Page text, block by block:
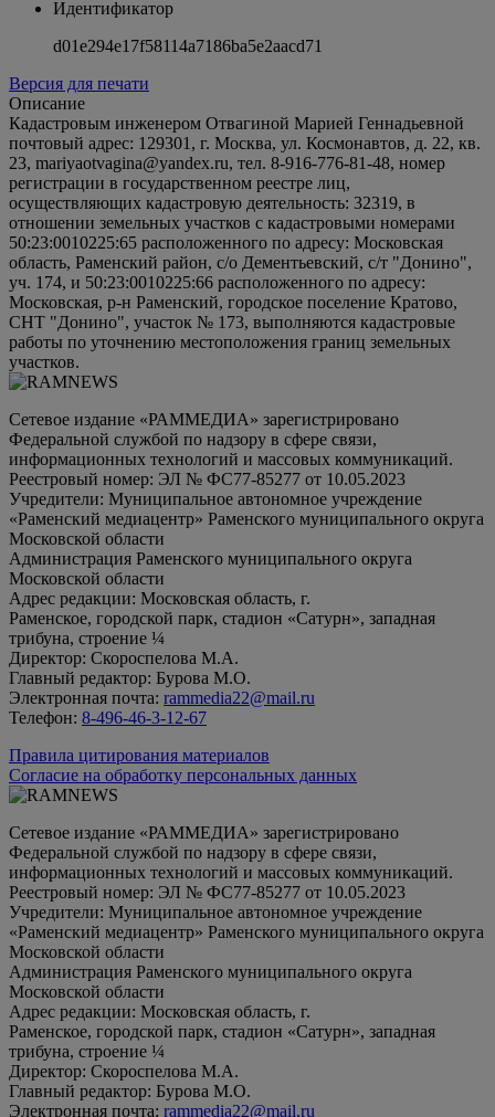
Идентификатор
d01e294e17f58114a7186ba5e2aacd71
Версия для печати
Описание
Кадастровым инженером Отвагиной Марией Геннадьевной
почтовый адрес: 129301, г. Москва, ул. Космонавтов, д. 22, кв.
23, mariyaotvagina@yandex.ru, тел. 8-916-776-81-48, номер
регистрации в государственном реестре лиц,
осуществляющих кадастровую деятельность: 32319, в
отношении земельных участков с кадастровыми номерами
50:23:0010225:65 расположенного по адресу: Московская
область, Раменский район, с/о Дементьевский, с/т "Донино",
уч. 174, и 50:23:0010225:66 расположенного по адресу:
Московская, р-н Раменский, городское поселение Кратово,
СНТ "Донино", участок № 173, выполняются кадастровые
работы по уточнению местоположения границ земельных
участков.
Сетевое издание «РАММЕДИА» зарегистрировано
Федеральной службой по надзору в сфере связи,
информационных технологий и массовых коммуникаций.
Реестровый номер: ЭЛ № ФС77-85277 от 10.05.2023
Учредители: Муниципальное автономное учреждение
«Раменский медиацентр» Раменского муниципального округа
Московской области
Администрация Раменского муниципального округа
Московской области
Адрес редакции: Московская область, г.
Раменское, городской парк, стадион «Сатурн», западная
трибуна, строение ¼
Директор: Скороспелова М.А.
Главный редактор: Бурова М.О.
Электронная почта: rammedia22@mail.ru
Телефон: 8-496-46-3-12-67
Правила цитирования материалов
Согласие на обработку персональных данных
Сетевое издание «РАММЕДИА» зарегистрировано
Федеральной службой по надзору в сфере связи,
информационных технологий и массовых коммуникаций.
Реестровый номер: ЭЛ № ФС77-85277 от 10.05.2023
Учредители: Муниципальное автономное учреждение
«Раменский медиацентр» Раменского муниципального округа
Московской области
Администрация Раменского муниципального округа
Московской области
Адрес редакции: Московская область, г.
Раменское, городской парк, стадион «Сатурн», западная
трибуна, строение ¼
Директор: Скороспелова М.А.
Главный редактор: Бурова М.О.
Электронная почта: rammedia22@mail.ru